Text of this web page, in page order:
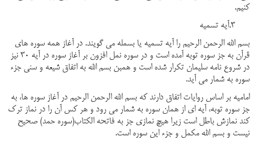
کنیم.
3.آیه تسمیه
بسم الله الرحمن الرحیم را آیه تسمیه یا بسمله می گویند. در آغاز همه سوره های
قرآن به جز سوره توبه آمده است و در سوره نمل افزون بر آغاز سوره در آیه 30 نیز
در شروع نامه سلیمان تکرار شده است و همبن بسم الله به اتفاق شیعه و سنی جزء
سوره به شمار می آید.
امامیه بر اساس روایات اتفاق دارند که بسم الله الرحمن الرحیم در آغاز سوره ها، به
جز سوره توبه، آیه ای از همان سوره به شمار می رود و هر کس آن را در نماز ترک
کند نمازش باطل است زیرا هیچ نمازی جز به فاتحه الکتاب(سوره حمد) صحیح
نیست و بسم الله مکمل و جزء این سوره است.